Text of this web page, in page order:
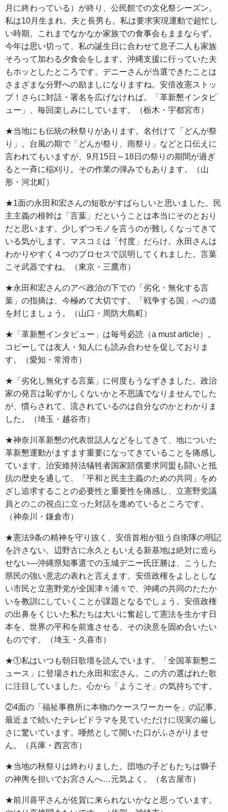
月に終わっている）が終り、公民館での文化祭シーズン。
私は10月生まれ。夫と長男も。私は要求実現運動で超忙し
い時期。これまでなかなか家族での食事会もままならず。
今年は思い切って、私の誕生日に合わせて息子二人も家族
そろって加わる夕食会をします。沖縄支援に行っていた夫
もホッとしたところです。デニーさんが当選できたことは
さまざまな分野への励ましになりますね。安倍改憲ストッ
プ！さらに対話・署名を広げなければ。「革新懇インタビ
ュー」、毎回楽しみにしています。（栃木・宇都宮市）
★当地にも伝統の秋祭りがあります。名付けて「どんが祭
り」。台風の期で「どんが祭り、雨祭り」などと口伝えに
言われてもいますが、9月15日～18日の祭りの期間が過ぎ
ると一斉に稲刈り。その作業の弾みでもあります。（山
形・河北町）
★1面の永田和宏さんの短歌がすばらしいと思いました。民
主主義の根幹は「言葉」だということは本当にそのとおり
だと思います。少しずつモノを言うのが難しくなってきて
いる気がします。マスコミは「忖度」だらけ。永田さんは
わかりやすく４つのプロセスで説明してくれました。言葉
こそ武器ですね。（東京・三鷹市）
★永田和宏さんのアベ政治の下での「劣化・無化する言
葉」の指摘は、今極めて大切です。「戦争する国」への道
を封じましょう。（山口・周防大島町）
★「革新懇インタビュー」は毎号必読（a must article）。
コピーしては友人・知人にも読み合わせを促しておりま
す。（愛知・常滑市）
★「劣化し無化する言葉」に何度もうなずきました。政治
家の発言は恥ずかしくないかと不思議でなりませんでした
が、慣らされて、流されているのは自分なのかとわかりま
した。（埼玉・越谷市）
★神奈川革新懇の代表世話人などをしてきて、地についた
革新懇運動がますます重要になってきていることを痛感し
ています。治安維持法犠牲者国家賠償要求同盟も闘いと抵
抗の歴史を通して、「平和と民主主義のための共同」をめ
ざし追求することの必要性と重要性を痛感し、立憲野党議
員とのこの視点に立った対話を進めているところです。
（神奈川・鎌倉市）
★憲法9条の精神を守り抜く、安倍首相が狙う自衛隊の明記
を許さない、辺野古に永久ともいえる新基地は絶対に造ら
せない―沖縄県知事選での玉城デニー氏圧勝は、こうした
県民の強い意志の表れと言えます。安倍政権をよしとしな
い市民と立憲野党が全国津々浦々で、沖縄の共同のたたか
いを教訓にしていくことが課題となるでしょう。安倍政権
の出鼻をくじいた私たちは大いに奮起して憲法を生かす日
本を、世界の平和を前進させる、その決意を固め合いたい
ものです。（埼玉・久喜市）
★①私はいつも朝日歌壇を読んでいます。「全国革新懇ニ
ュース」に登場された永田和宏さん。この方の選ばれた歌
に注目していました。心から「ようこそ」の気持ちです。
②4面の「福祉事務所に本物のケースワーカーを」の記事。
最近まで続いたテレビドラマを見ていただけに現実の厳し
さに驚いています。唖然として開いた口がふさがりませ
ん。（兵庫・西宮市）
★当地の秋祭りは終わりました。団地の子どもたちは獅子
の神輿を担いでお宮さんへ…元気よく。（名古屋市）
★前川喜平さんが佐賀に来られないかなと思っています。